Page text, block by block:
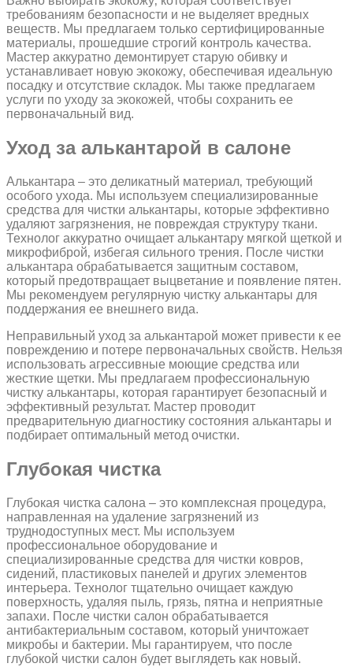
требованиям безопасности и не выделяет вредных
веществ. Мы предлагаем только сертифицированные
материалы‚ прошедшие строгий контроль качества.
Мастер аккуратно демонтирует старую обивку и
устанавливает новую экокожу‚ обеспечивая идеальную
посадку и отсутствие складок. Мы также предлагаем
услуги по уходу за экокожей‚ чтобы сохранить ее
первоначальный вид.
Уход за алькантарой в салоне
Алькантара – это деликатный материал‚ требующий
особого ухода. Мы используем специализированные
средства для чистки алькантары‚ которые эффективно
удаляют загрязнения‚ не повреждая структуру ткани.
Технолог аккуратно очищает алькантару мягкой щеткой и
микрофиброй‚ избегая сильного трения. После чистки
алькантара обрабатывается защитным составом‚
который предотвращает выцветание и появление пятен.
Мы рекомендуем регулярную чистку алькантары для
поддержания ее внешнего вида.
Неправильный уход за алькантарой может привести к ее
повреждению и потере первоначальных свойств. Нельзя
использовать агрессивные моющие средства или
жесткие щетки. Мы предлагаем профессиональную
чистку алькантары‚ которая гарантирует безопасный и
эффективный результат. Мастер проводит
предварительную диагностику состояния алькантары и
подбирает оптимальный метод очистки.
Глубокая чистка
Глубокая чистка салона – это комплексная процедура‚
направленная на удаление загрязнений из
труднодоступных мест. Мы используем
профессиональное оборудование и
специализированные средства для чистки ковров‚
сидений‚ пластиковых панелей и других элементов
интерьера. Технолог тщательно очищает каждую
поверхность‚ удаляя пыль‚ грязь‚ пятна и неприятные
запахи. После чистки салон обрабатывается
антибактериальным составом‚ который уничтожает
микробы и бактерии. Мы гарантируем‚ что после
глубокой чистки салон будет выглядеть как новый.